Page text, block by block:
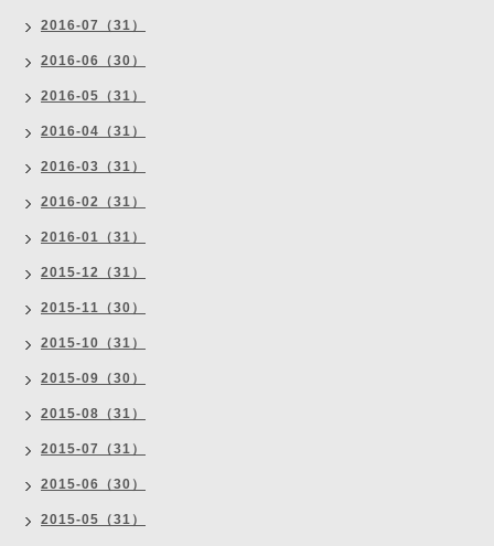
2016-07（31）
2016-06（30）
2016-05（31）
2016-04（31）
2016-03（31）
2016-02（31）
2016-01（31）
2015-12（31）
2015-11（30）
2015-10（31）
2015-09（30）
2015-08（31）
2015-07（31）
2015-06（30）
2015-05（31）